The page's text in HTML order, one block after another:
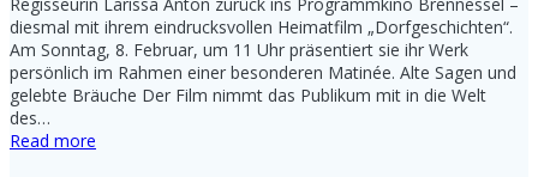
diesmal mit ihrem eindrucksvollen Heimatfilm „Dorfgeschichten“.
Am Sonntag, 8. Februar, um 11 Uhr präsentiert sie ihr Werk
persönlich im Rahmen einer besonderen Matinée. Alte Sagen und
gelebte Bräuche Der Film nimmt das Publikum mit in die Welt
des…
Read more